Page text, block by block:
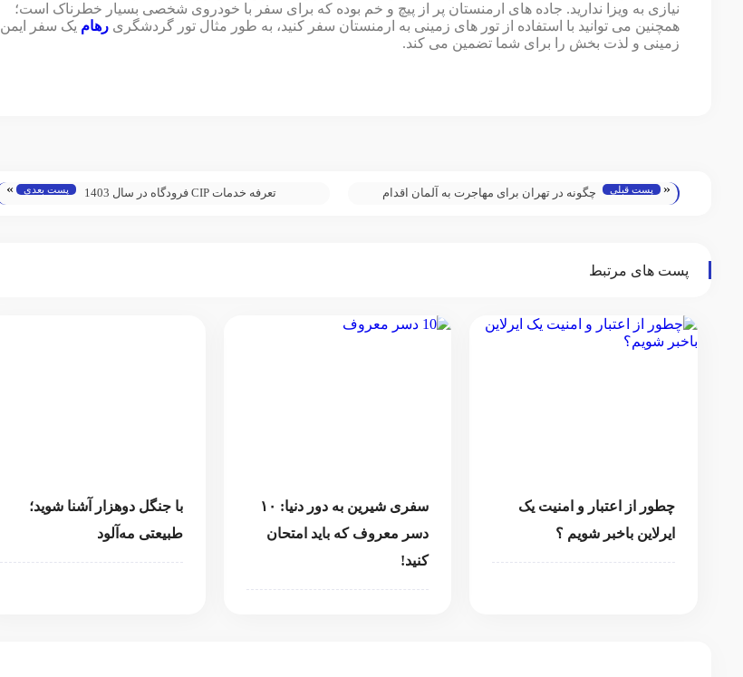
نیازی به ویزا ندارید. جاده های ارمنستان پر از پیچ و خم بوده که برای سفر با خودروی شخصی بسیار خطرناک است؛
همچنین می توانید با استفاده از تور های زمینی به ارمنستان سفر کنید، به طور مثال تور گردشگری رهام یک سفر ایمن
زمینی و لذت بخش را برای شما تضمین می کند.
« پست قبلی
چگونه در تهران برای مهاجرت به آلمان اقدام
تعرفه خدمات CIP فرودگاه در سال 1403 پست بعدی »
پست های مرتبط
چطور از اعتبار و امنیت یک
ایرلاین باخبر شویم ؟
سفری شیرین به دور دنیا: ۱۰
دسر معروف که باید امتحان
کنید!
با جنگل دوهزار آشنا شوید؛
طبیعتی مه‌آلود